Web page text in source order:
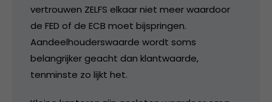
vertrouwen ZELFS elkaar niet meer waardoor
de FED of de ECB moet bijspringen.
Aandeelhouderswaarde wordt soms
belangrijker geacht dan klantwaarde,
tenminste zo lijkt het.